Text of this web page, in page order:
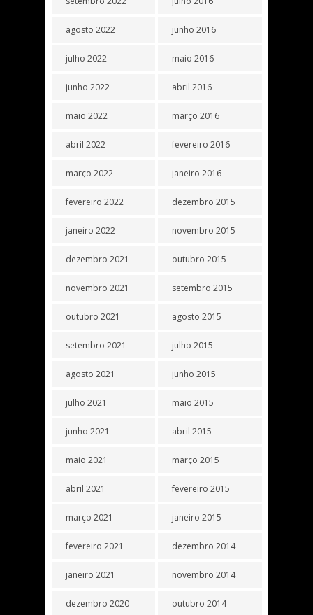
agosto 2022
julho 2022
junho 2022
maio 2022
abril 2022
março 2022
fevereiro 2022
janeiro 2022
dezembro 2021
novembro 2021
outubro 2021
setembro 2021
agosto 2021
julho 2021
junho 2021
maio 2021
abril 2021
março 2021
fevereiro 2021
janeiro 2021
dezembro 2020
junho 2016
maio 2016
abril 2016
março 2016
fevereiro 2016
janeiro 2016
dezembro 2015
novembro 2015
outubro 2015
setembro 2015
agosto 2015
julho 2015
junho 2015
maio 2015
abril 2015
março 2015
fevereiro 2015
janeiro 2015
dezembro 2014
novembro 2014
outubro 2014